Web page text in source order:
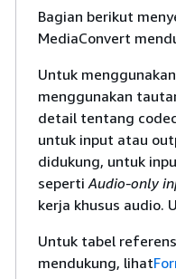
Bagian berikut
MediaConvert
Untuk
menggunakan
detail tentang
untuk input atau
didukung, untuk
sepertiAudio-only
kerja khusus audio.
Untuk tabel
mendukung, lihat